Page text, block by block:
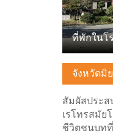
จังหวัดมิ
สัมผัสประส
เรโทรสมัย
ชีวิตชนบท
ที่พักในโ